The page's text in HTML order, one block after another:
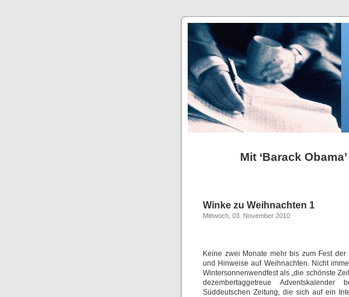
Mit ‘Barack
Winke zu Weihnachten 1
Mittwoch, 03. November 2010
Keine zwei Monate mehr bis zum Fest
und Hinweise auf Weihnachten. Nicht
Wintersonnenwendfest als „die schönste
dezembertaggetreue
Süddeutschen Zeitung, die sich auf ein